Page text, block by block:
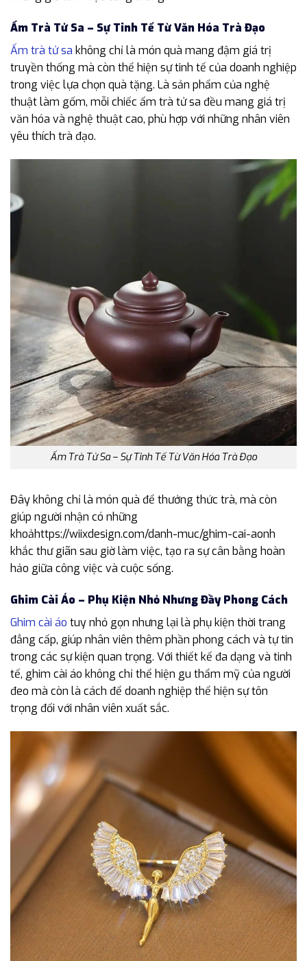
Ấm Trà Tử Sa – Sự Tinh Tế Từ Văn Hóa Trà Đạo
Ấm trà tử sa không chỉ là món quà mang đậm giá trị
truyền thống mà còn thể hiện sự tinh tế của doanh nghiệp
trong việc lựa chọn quà tặng. Là sản phẩm của nghệ
thuật làm gốm, mỗi chiếc ấm trà tử sa đều mang giá trị
văn hóa và nghệ thuật cao, phù hợp với những nhân viên
yêu thích trà đạo.
Ấm Trà Tử Sa – Sự Tinh Tế Từ Văn Hóa Trà Đạo
Đây không chỉ là món quà để thưởng thức trà, mà còn
giúp người nhận có những
khoảhttps://wiixdesign.com/danh-muc/ghim-cai-aonh
khắc thư giãn sau giờ làm việc, tạo ra sự cân bằng hoàn
hảo giữa công việc và cuộc sống.
Ghim Cài Áo – Phụ Kiện Nhỏ Nhưng Đầy Phong Cách
Ghim cài áo tuy nhỏ gọn nhưng lại là phụ kiện thời trang
đẳng cấp, giúp nhân viên thêm phần phong cách và tự tin
trong các sự kiện quan trọng. Với thiết kế đa dạng và tinh
tế, ghim cài áo không chỉ thể hiện gu thẩm mỹ của người
đeo mà còn là cách để doanh nghiệp thể hiện sự tôn
trọng đối với nhân viên xuất sắc.